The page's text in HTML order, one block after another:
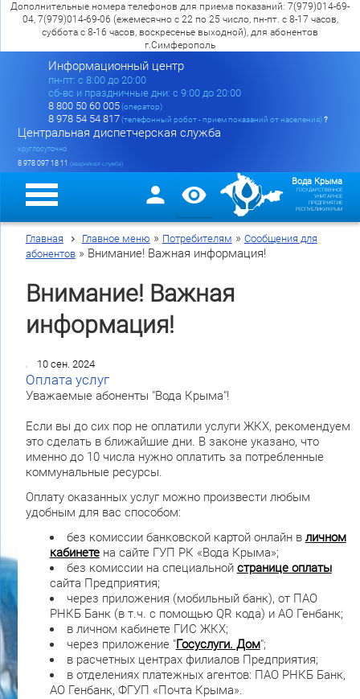
Дополнительные номера телефонов для приема показаний: 7(979)014-69-
04, 7(979)014-69-06 (ежемесячно с 22 по 25 число, пн-пт. с 8-17 часов,
суббота с 8-16 часов, воскресенье выходной), для абонентов
г.Симферополь
Информационный центр
пн-пт: c 8:00 до 20:00
сб-вс и праздничные дни: с 9:00 до 20:00
8 800 50 60 005(оператор)
8 978 54 54 817(телефонный робот - прием показаний от населения)?
Центральная диспетчерская служба
круглосуточно
8 978 097 18 11 (аварийная служба)
Вода Крыма
ГОСУДАРСТВЕННОЕ
УНИТАРНОЕ
ПРЕДПРИЯТИЕ
РЕСПУБЛИКИ КРЫМ
Главная Главное меню » Потребителям » Сообщения для
абонентов» Внимание! Важная информация!
Внимание! Важная
информация!
10 сен. 2024
Оплата услуг
Уважаемые абоненты "Вода Крыма"!
Если вы до сих пор не оплатили услуги ЖКХ, рекомендуем
это сделать в ближайшие дни. В законе указано, что
именно до 10 числа нужно оплатить за потребленные
коммунальные ресурсы.
Оплату оказанных услуг можно произвести любым
удобным для вас способом:
без комиссии банковской картой онлайн в личном
кабинете на сайте ГУП РК «Вода Крыма»;
без комиссии на специальной странице оплаты
сайта Предприятия;
через приложения (мобильный банк), от ПАО
РНКБ Банк (в т.ч. с помощью QR кода) и АО Генбанк;
в личном кабинете ГИС ЖКХ;
через приложение "Госуслуги. Дом";
в расчетных центрах филиалов Предприятия;
в отделениях платежных агентов: ПАО РНКБ Банк,
АО Генбанк, ФГУП «Почта Крыма».